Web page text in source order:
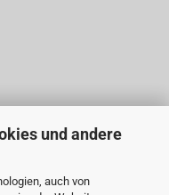
und andere
auch von